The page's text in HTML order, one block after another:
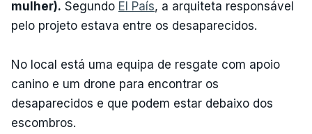
mulher). Segundo El País, a arquiteta responsável
pelo projeto estava entre os desaparecidos.
No local está uma equipa de resgate com apoio
canino e um drone para encontrar os
desaparecidos e que podem estar debaixo dos
escombros.